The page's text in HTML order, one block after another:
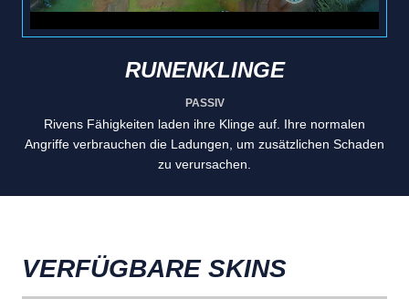
RUNENKLINGE
PASSIV
Rivens Fähigkeiten laden ihre Klinge auf. Ihre normalen
Angriffe verbrauchen die Ladungen, um zusätzlichen Schaden
zu verursachen.
VERFÜGBARE SKINS